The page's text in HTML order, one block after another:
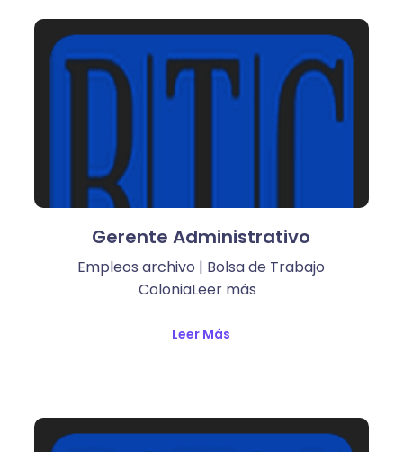
Gerente Administrativo
Empleos archivo | Bolsa de Trabajo
ColoniaLeer más ​
Leer Más